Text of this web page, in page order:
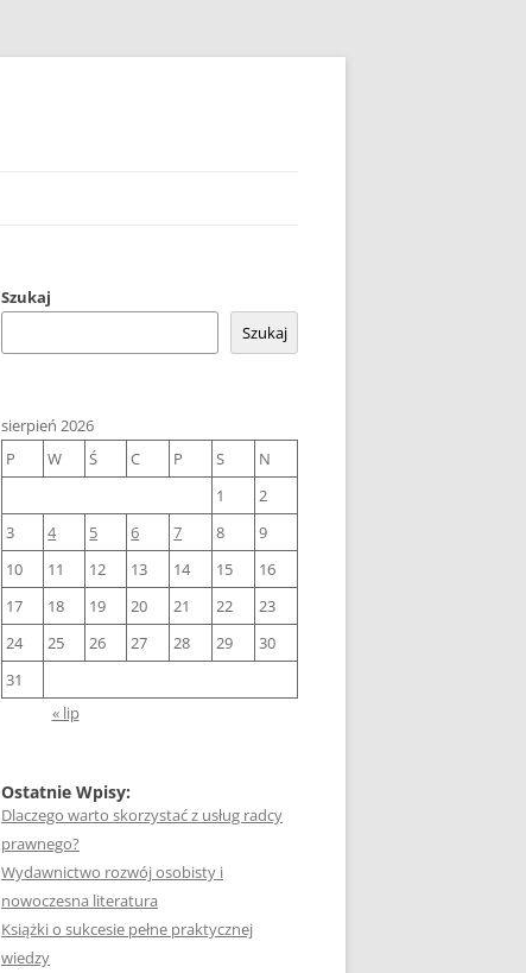
Szukaj
Szukaj
sierpień 2026
P
W Ś C P S
N
1
2
3
4 5 6 7 8
9
10
11 12 13 14 15
16
17
18 19 20 21 22
23
24
25 26 27 28 29
30
31
« lip
Ostatnie Wpisy:
Dlaczego warto skorzystać z usług radcy
prawnego?
Wydawnictwo rozwój osobisty i
nowoczesna literatura
Książki o sukcesie pełne praktycznej
wiedzy